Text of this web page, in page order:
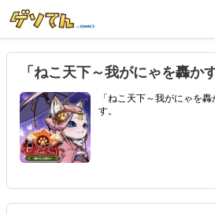
「ねこ天下～我がにゃを轟か
「ねこ天下～我がにゃを
す。